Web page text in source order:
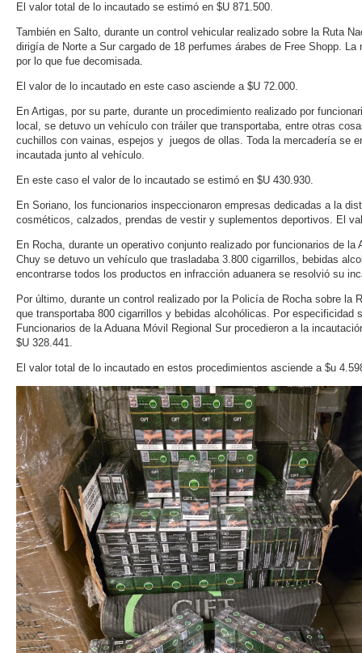
El valor total de lo incautado se estimó en $U 871.500.
También en Salto, durante un control vehicular realizado sobre la Ruta
dirigía de Norte a Sur cargado de 18 perfumes árabes de Free Shopp.
por lo que fue decomisada.
El valor de lo incautado en este caso asciende a $U 72.000.
En Artigas, por su parte, durante un procedimiento realizado por
local, se detuvo un vehículo con tráiler que transportaba, entre otras
cuchillos con vainas, espejos y juegos de ollas. Toda la mercadería se
incautada junto al vehículo.
En este caso el valor de lo incautado se estimó en $U 430.930.
En Soriano, los funcionarios inspeccionaron empresas dedicadas a la
cosméticos, calzados, prendas de vestir y suplementos deportivos. El
En Rocha, durante un operativo conjunto realizado por funcionarios de
Chuy se detuvo un vehículo que trasladaba 3.800 cigarrillos, bebidas
encontrarse todos los productos en infracción aduanera se resolvió su
Por último, durante un control realizado por la Policía de Rocha sobre la
que transportaba 800 cigarrillos y bebidas alcohólicas. Por especificidad
Funcionarios de la Aduana Móvil Regional Sur procedieron a la
$U 328.441.
El valor total de lo incautado en estos procedimientos asciende a $u